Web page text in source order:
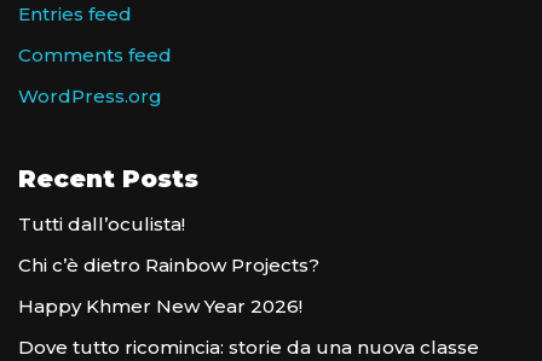
Entries feed
Comments feed
WordPress.org
Recent Posts
Tutti dall’oculista!
Chi c’è dietro Rainbow Projects?
Happy Khmer New Year 2026!
Dove tutto ricomincia: storie da una nuova classe